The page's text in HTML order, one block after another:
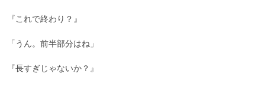
『これで終わり？』
「うん。前半部分はね」
『長すぎじゃないか？』